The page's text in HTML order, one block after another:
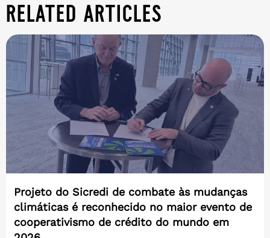
related articles
Projeto do Sicredi de combate às mudanças
climáticas é reconhecido no maior evento de
cooperativismo de crédito do mundo em